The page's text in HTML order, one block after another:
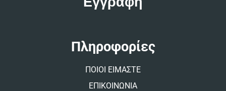
Πληροφορίες
ΠΟΙΟΙ ΕΙΜΑΣΤΕ
ΕΠΙΚΟΙΝΩΝΙΑ